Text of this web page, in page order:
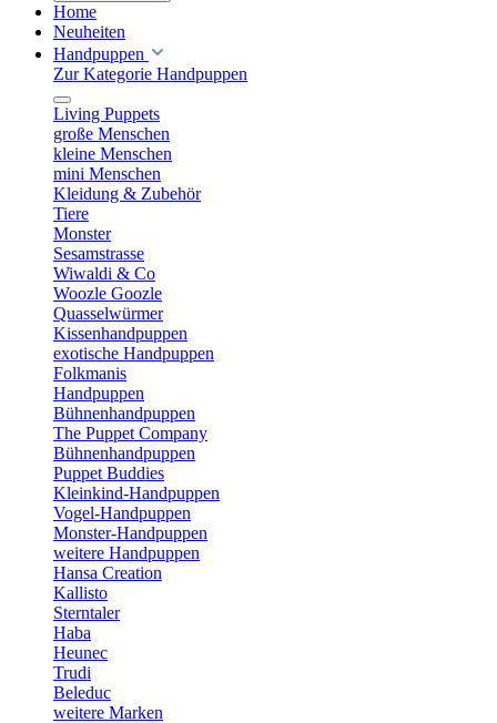
Home
Neuheiten
Handpuppen
Zur Kategorie Handpuppen
Living Puppets
große Menschen
kleine Menschen
mini Menschen
Kleidung & Zubehör
Tiere
Monster
Sesamstrasse
Wiwaldi & Co
Woozle Goozle
Quasselwürmer
Kissenhandpuppen
exotische Handpuppen
Folkmanis
Handpuppen
Bühnenhandpuppen
The Puppet Company
Bühnenhandpuppen
Puppet Buddies
Kleinkind-Handpuppen
Vogel-Handpuppen
Monster-Handpuppen
weitere Handpuppen
Hansa Creation
Kallisto
Sterntaler
Haba
Heunec
Trudi
Beleduc
weitere Marken